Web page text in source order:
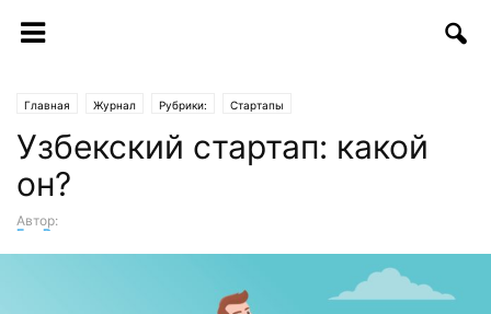
Главная Журнал Рубрики: Стартапы
Узбекский стартап: какой
он?
Автор:
Ева Романова